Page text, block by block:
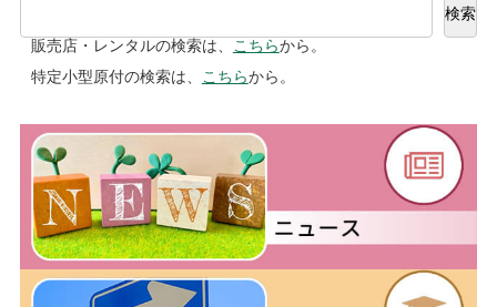
検索
販売店・レンタルの検索は、 こちらから。
特定小型原付の検索は、 こちらから。